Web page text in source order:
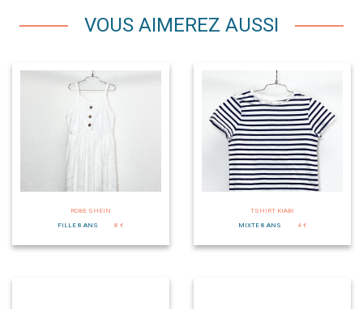
VOUS AIMEREZ AUSSI
ROBE SHEIN
FILLE 8 ANS
8 €
TSHIRT KIABI
MIXTE 8 ANS
4 €